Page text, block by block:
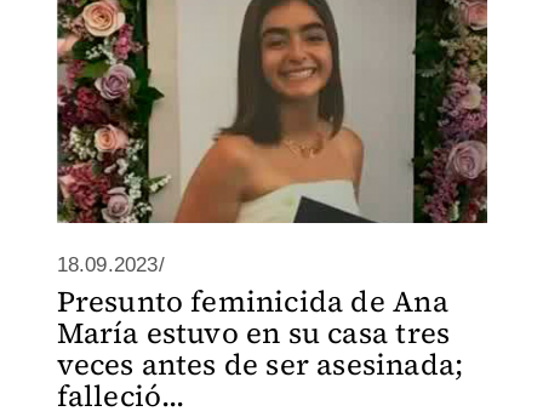
18.09.2023/
Presunto feminicida de Ana
María estuvo en su casa tres
veces antes de ser asesinada;
falleció...